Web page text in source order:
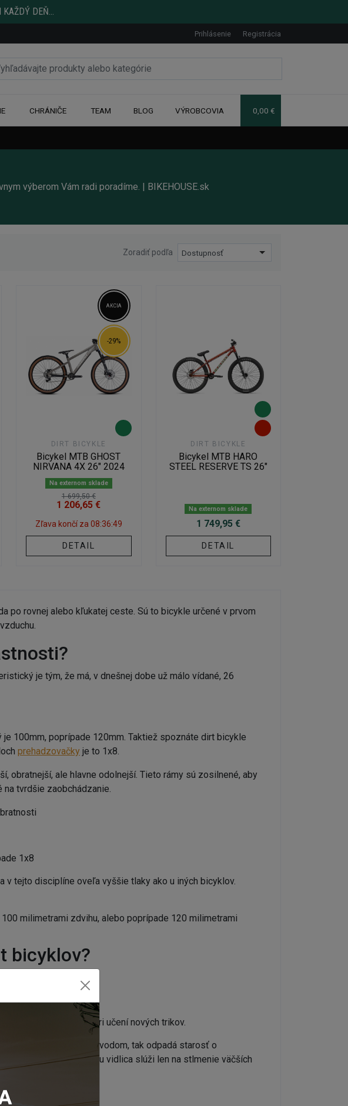
DEŇ...
Prihlásenie Registrácia
CHRÁNIČE TEAM BLOG VÝROBCOVIA 0,00 €
výberom Vám radi poradíme. | BIKEHOUSE.sk
Zoradiť podľa Dostupnosť
AKCIA
-29%
DIRT BICYKLE
Bicykel MTB GHOST
NIRVANA 4X 26" 2024
Na externom sklade
1 699,50 €
1 206,65 €
Zľava končí za 08:36:48
DETAIL
DIRT BICYKLE
Bicykel MTB HARO
STEEL RESERVE TS 26"
Na externom sklade
1 749,95 €
DETAIL
po rovnej alebo kľukatej ceste. Sú to bicykle určené v prvom
je tým, že má, v dnešnej dobe už málo vídané, 26
je 100mm, poprípade 120mm. Taktiež spoznáte dirt bicykle
prehadzovačky je to 1x8.
obratnejší, ale hlavne odolnejší. Tieto rámy sú zosilnené, aby
tvrdšie zaobchádzanie.
1x8
v tejto disciplíne oveľa vyššie tlaky ako u iných bicyklov.
milimetrami zdvihu, alebo poprípade 120 milimetrami
bicyklov?
bicykla, najmä pri učení nových trikov.
často s jedným prevodom, tak odpadá starosť o
tak často, keďže tu vidlica slúži len na stlmenie väčších